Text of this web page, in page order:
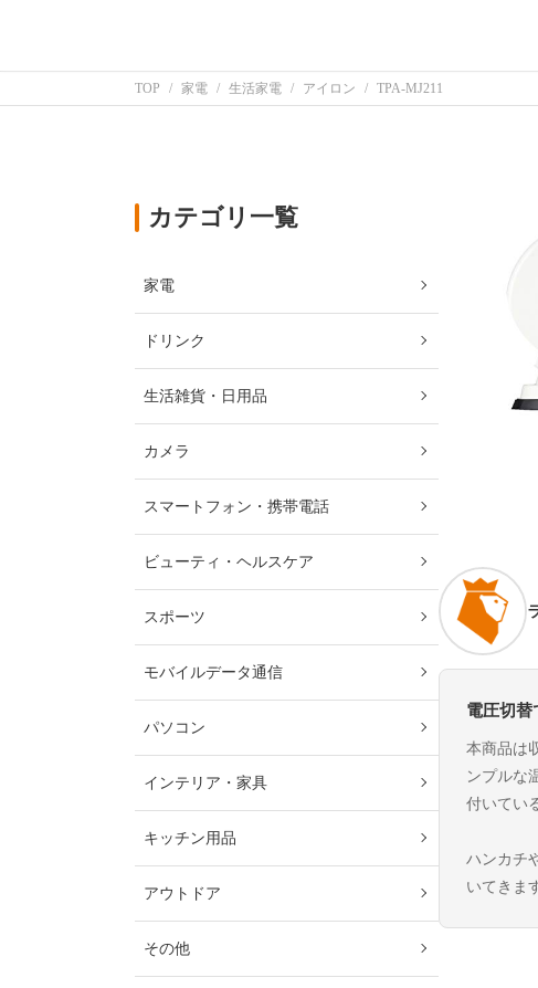
TOP 家電 生活家電 アイロン TPA-MJ211
電圧切替
本商品は
ンプルな
付いてい
ハンカチ
いてきま
カテゴリ一覧
家電
ドリンク
生活雑貨・日用品
カメラ
スマートフォン・携帯電話
ビューティ・ヘルスケア
スポーツ
モバイルデータ通信
パソコン
インテリア・家具
キッチン用品
アウトドア
その他